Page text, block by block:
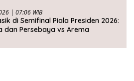
| 07:06 WIB
di Semifinal Piala Presiden 2026:
dan Persebaya vs Arema